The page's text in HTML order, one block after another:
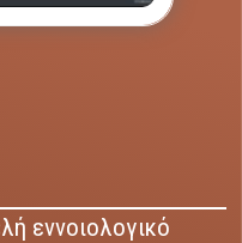
εννοιολογικό